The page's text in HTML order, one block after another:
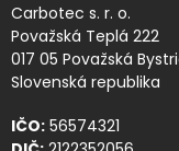
Carbotec s. r. o.
Považská Teplá 222
017 05 Považská
Slovenská republika
IČO: 56574321